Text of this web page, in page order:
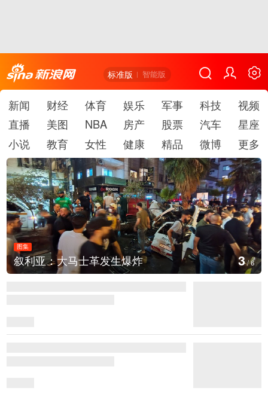
标准版 智能版
新闻 财经 体育 娱乐 军事 科技
视频
直播
美图 NBA 房产 股票 汽车
星座
小说
教育 女性 健康 精品 微博 更多
图集
叙利亚：大马士革发生爆炸 4/6